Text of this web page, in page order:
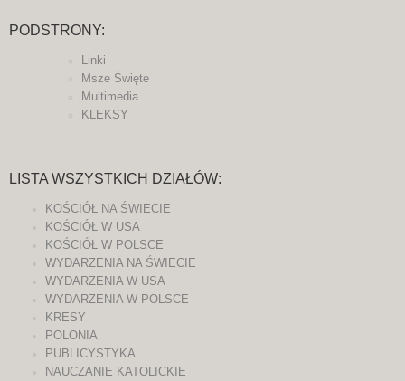
PODSTRONY:
Linki
Msze Święte
Multimedia
KLEKSY
LISTA WSZYSTKICH DZIAŁÓW:
KOŚCIÓŁ NA ŚWIECIE
KOŚCIÓŁ W USA
KOŚCIÓŁ W POLSCE
WYDARZENIA NA ŚWIECIE
WYDARZENIA W USA
WYDARZENIA W POLSCE
KRESY
POLONIA
PUBLICYSTYKA
NAUCZANIE KATOLICKIE